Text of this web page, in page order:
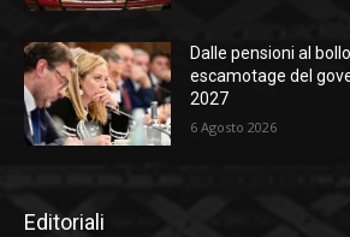
Dalle pensioni al
escamotage del
2027
6 Agosto 2026
Editoriali